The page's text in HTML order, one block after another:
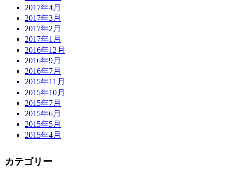
2017年4月
2017年3月
2017年2月
2017年1月
2016年12月
2016年9月
2016年7月
2015年11月
2015年10月
2015年7月
2015年6月
2015年5月
2015年4月
カテゴリー